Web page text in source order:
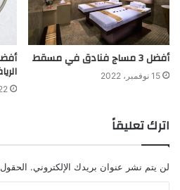
أفضل 3 مساج فنادق في مسقط
15 نوفمبر، 2022
22 يوليو،
اترك تعليقاً
لن يتم نشر عنوان بريدك الإلكتروني. الحقول